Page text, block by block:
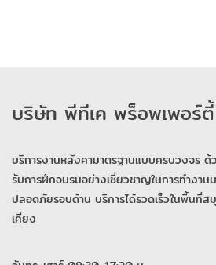
บริษัท พีทีเค พร็อพเพอร์
บริการงานหลังคามาตรฐานแบบครบวงจร
รับการฝึกอบรมอย่างเชี่ยวชาญในการทำงา
ปลอดภัยรอบด้าน บริการได้รวดเร็วในพื้นที่ส
เคียง